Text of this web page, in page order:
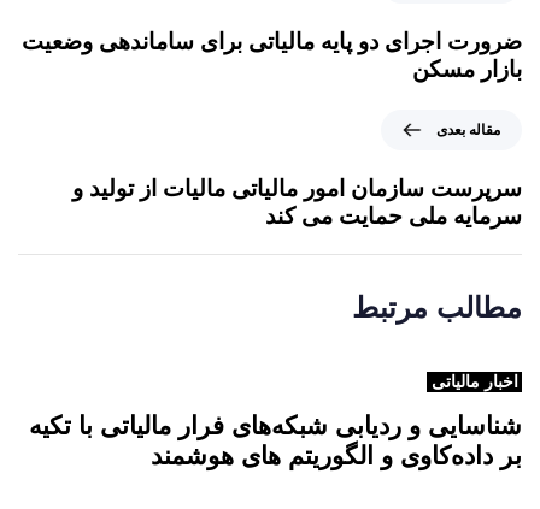
ضرورت اجرای دو پایه مالیاتی برای ساماندهی وضعیت
بازار مسکن
مقاله بعدی
سرپرست سازمان امور مالیاتی مالیات از تولید و
سرمایه ملی حمایت می کند
مطالب مرتبط
اخبار مالیاتی
شناسایی و ردیابی شبکه‌های فرار مالیاتی با تکیه
بر داده‌کاوی و الگوریتم های هوشمند